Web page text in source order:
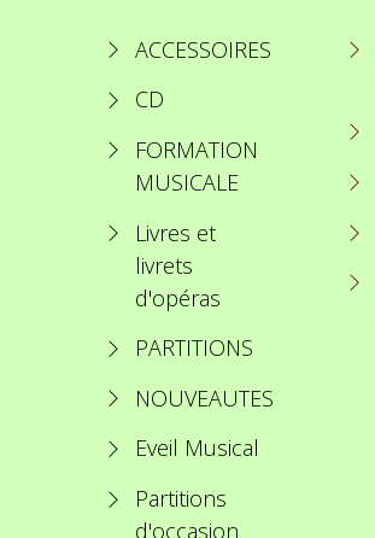
ACCESSOIRES
CD
FORMATION
MUSICALE
Livres et
livrets
d'opéras
PARTITIONS
NOUVEAUTES
Eveil Musical
Partitions
d'occasion